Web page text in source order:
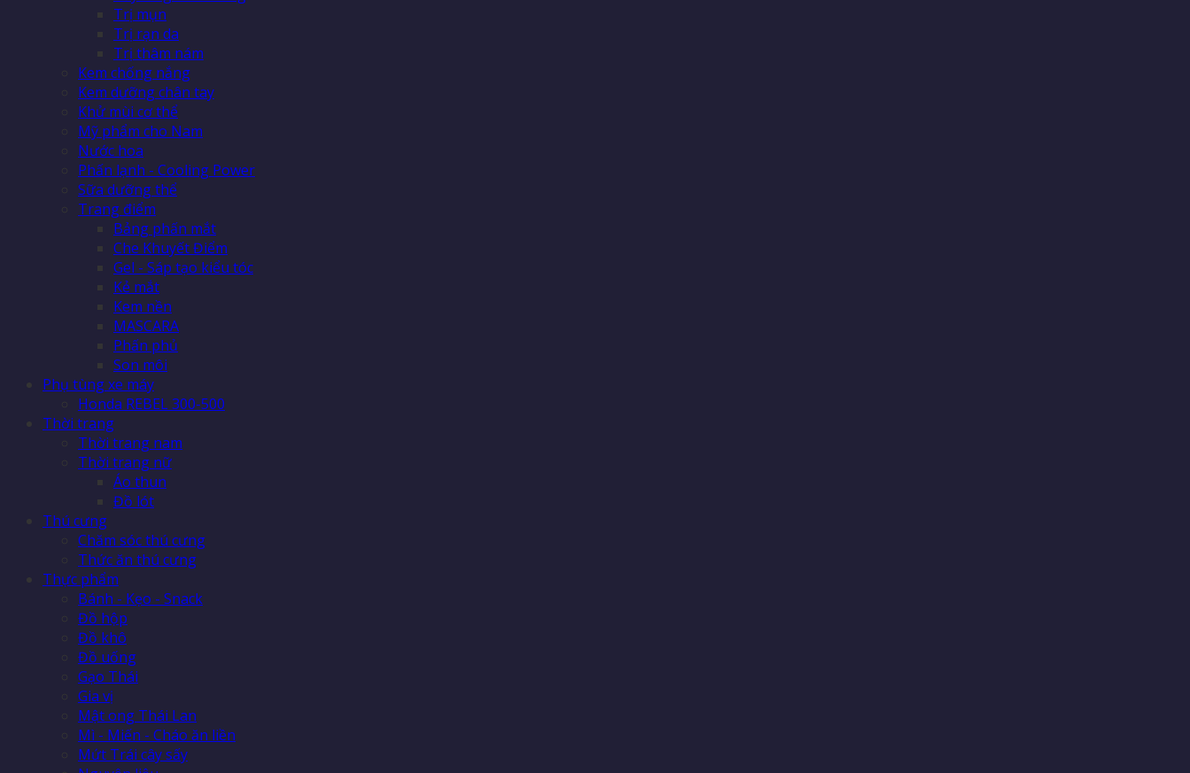
Trị mụn
Trị rạn da
Trị thâm nám
Kem chống nắng
Kem dưỡng chân tay
Khử mùi cơ thể
Mỹ phẩm cho Nam
Nước hoa
Phấn lạnh - Cooling Power
Sữa dưỡng thể
Trang điểm
Bảng phấn mắt
Che Khuyết Điểm
Gel - Sáp tạo kiểu tóc
Kẻ mắt
Kem nền
MASCARA
Phấn phủ
Son môi
Phụ tùng xe máy
Honda REBEL 300-500
Thời trang
Thời trang nam
Thời trang nữ
Áo thun
Đồ lót
Thú cưng
Chăm sóc thú cưng
Thức ăn thú cưng
Thực phẩm
Bánh - Kẹo - Snack
Đồ hộp
Đồ khô
Đồ uống
Gạo Thái
Gia vị
Mật ong Thái Lan
Mì - Miến - Cháo ăn liền
Mứt Trái cây sấy